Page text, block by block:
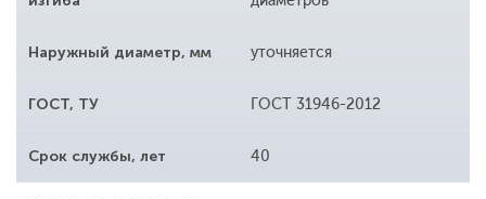
Наружный диаметр, мм уточняется
ГОСТ, ТУ ГОСТ 31946-2012
Срок службы, лет 40